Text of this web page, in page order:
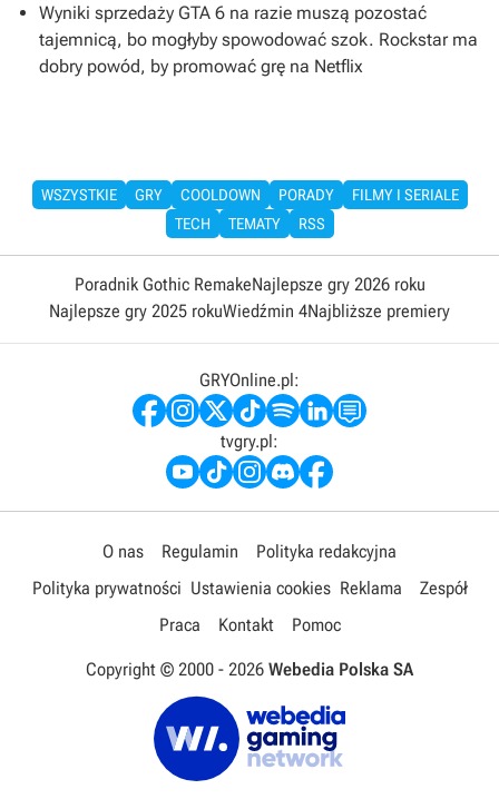
Wyniki sprzedaży GTA 6 na razie muszą pozostać
tajemnicą, bo mogłyby spowodować szok. Rockstar ma
dobry powód, by promować grę na Netflix
WSZYSTKIE GRY COOLDOWN PORADY
FILMY I SERIALE
TECH
TEMATY RSS
Poradnik Gothic RemakeNajlepsze gry 2026 roku
Najlepsze gry 2025 rokuWiedźmin 4Najbliższe premiery
GRYOnline.pl:
tvgry.pl:
O nas Regulamin
Polityka redakcyjna
Polityka prywatności Ustawienia cookies Reklama
Zespół
Praca
Kontakt Pomoc
Copyright © 2000 - 2026 Webedia Polska SA